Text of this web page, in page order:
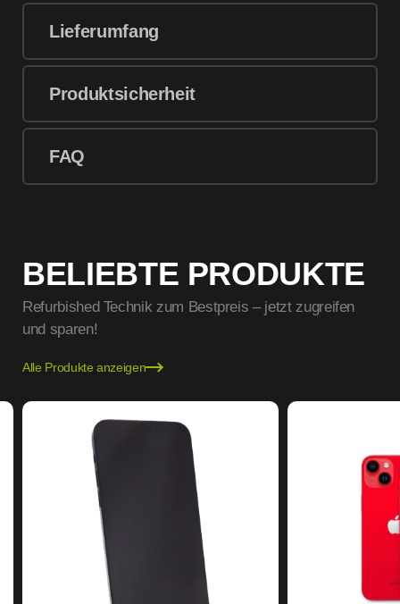
Lieferumfang
Produktsicherheit
FAQ
BELIEBTE PRODUKTE
Refurbished Technik zum Bestpreis – jetzt zugreifen
und sparen!
Alle Produkte anzeigen